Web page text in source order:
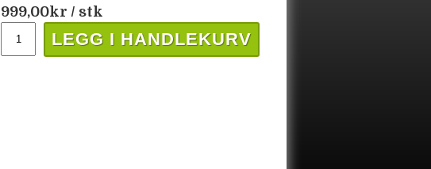
999,00kr / stk
LEGG I HANDLEKURV